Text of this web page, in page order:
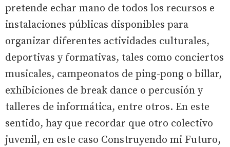
pretende echar mano de todos los recursos e
instalaciones públicas disponibles para
organizar diferentes actividades culturales,
deportivas y formativas, tales como conciertos
musicales, campeonatos de ping-pong o billar,
exhibiciones de break dance o percusión y
talleres de informática, entre otros. En este
sentido, hay que recordar que otro colectivo
juvenil, en este caso Construyendo mi Futuro,